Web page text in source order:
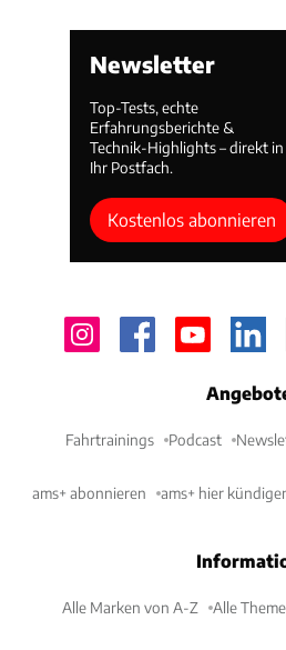
Newsletter
Top-Tests, echte
Erfahrungsberichte &
Technik-Highlights – direkt in
Ihr Postfach.
Kostenlos abonnieren
Fahrtrainings Podcast
ams+ abonnieren ams+ hier
Alle Marken von A-Z Alle